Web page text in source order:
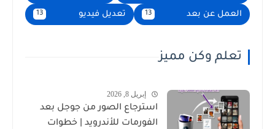
العمل عن بعد 13 تعديل فيديو 13
تعلم وكن مميز
إبريل 8, 2026
استرجاع الصور من جوجل بعد
الفورمات للأندرويد | خطوات